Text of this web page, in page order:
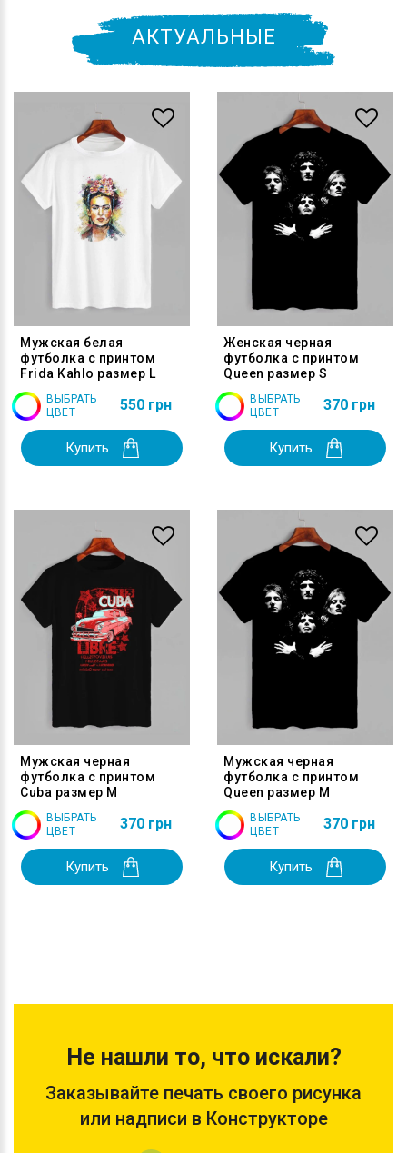
АКТУАЛЬНЫЕ
Мужская белая
футболка с принтом
Frida Kahlo размер L
ВЫБРАТЬ
ЦВЕТ
550 грн
Купить
Женская черная
футболка с принтом
Queen размер S
ВЫБРАТЬ
ЦВЕТ
370 грн
Купить
Мужская черная
футболка с принтом
Cuba размер M
ВЫБРАТЬ
ЦВЕТ
370 грн
Купить
Мужская черная
футболка с принтом
Queen размер M
ВЫБРАТЬ
ЦВЕТ
370 грн
Купить
Не нашли то, что искали?
Заказывайте печать своего рисунка
или надписи в Конструкторе